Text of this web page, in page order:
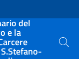
del
e la
Cerca